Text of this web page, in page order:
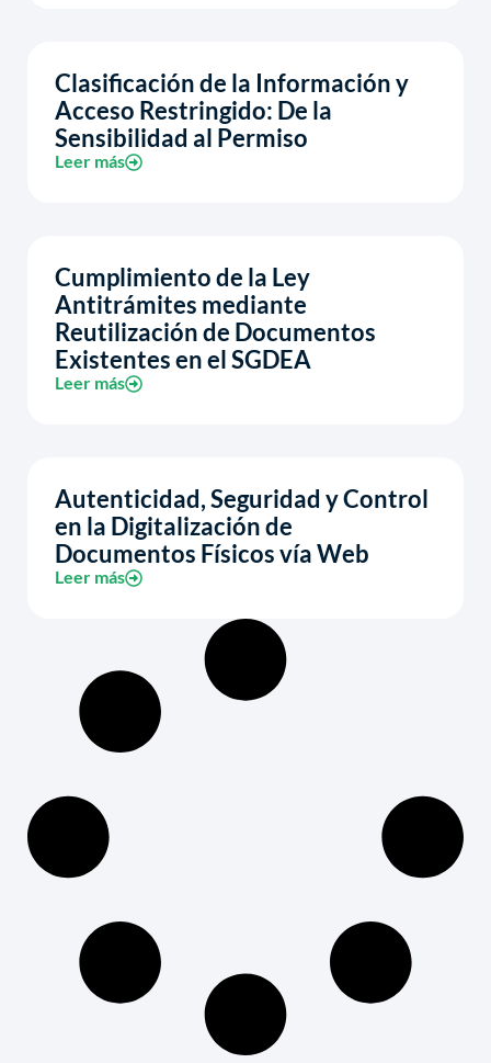
Clasificación de la Información y
Acceso Restringido: De la
Sensibilidad al Permiso
Leer más
Cumplimiento de la Ley
Antitrámites mediante
Reutilización de Documentos
Existentes en el SGDEA
Leer más
Autenticidad, Seguridad y Control
en la Digitalización de
Documentos Físicos vía Web
Leer más